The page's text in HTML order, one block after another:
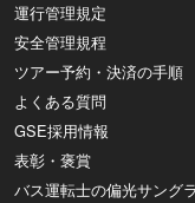
運行管理規定
安全管理規程
ツアー予約・決済の手順
よくある質問
GSE採用情報
表彰・褒賞
バス運転士の偏光サング